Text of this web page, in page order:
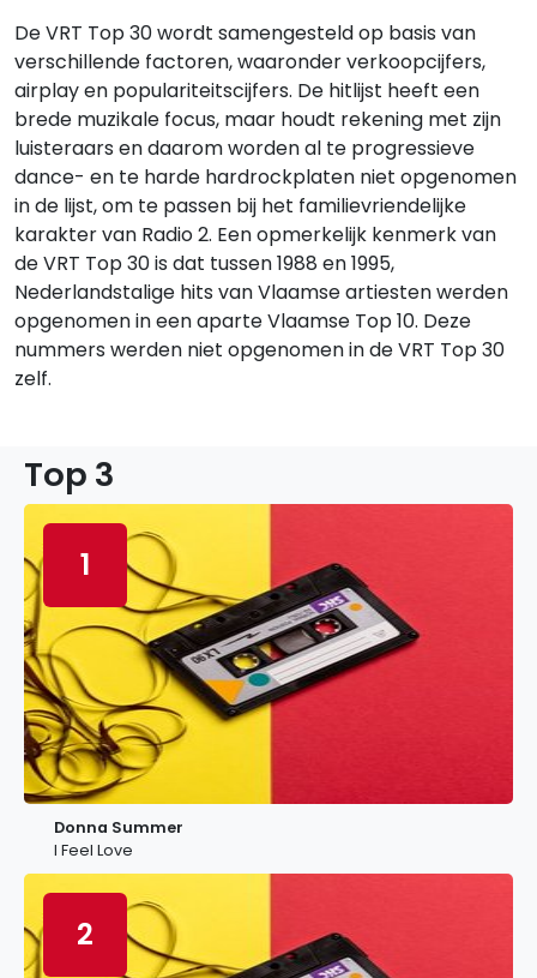
De VRT Top 30 wordt samengesteld op basis van
verschillende factoren, waaronder verkoopcijfers,
airplay en populariteitscijfers. De hitlijst heeft een
brede muzikale focus, maar houdt rekening met zijn
luisteraars en daarom worden al te progressieve
dance- en te harde hardrockplaten niet opgenomen
in de lijst, om te passen bij het familievriendelijke
karakter van Radio 2. Een opmerkelijk kenmerk van
de VRT Top 30 is dat tussen 1988 en 1995,
Nederlandstalige hits van Vlaamse artiesten werden
opgenomen in een aparte Vlaamse Top 10. Deze
nummers werden niet opgenomen in de VRT Top 30
zelf.
Top 3
1
Donna Summer
I Feel Love
2